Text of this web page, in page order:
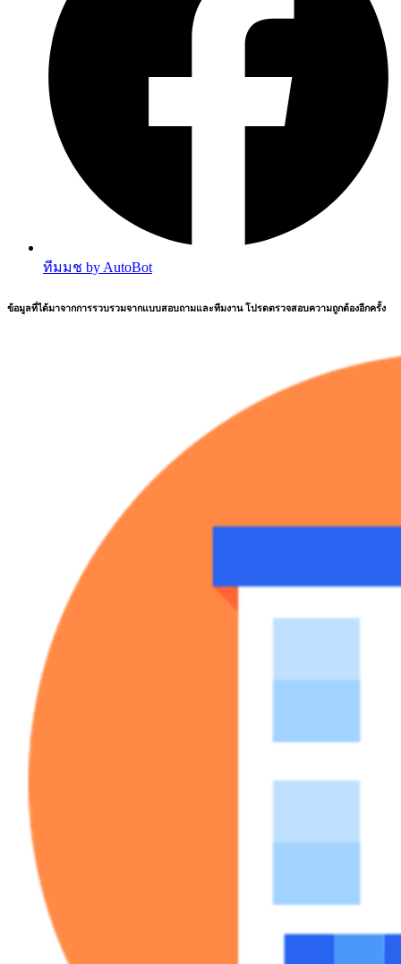
ทีมมช by AutoBot
ข้อมูลที่ได้มาจากการรวบรวมจากแบบสอบถามและทีมงาน โปรดตรวจสอบความถูกต้องอีกครั้ง